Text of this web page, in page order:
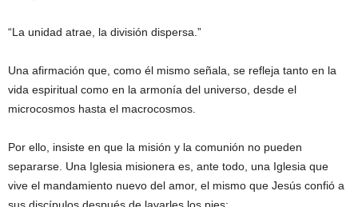
“La unidad atrae, la división dispersa.”
Una afirmación que, como él mismo señala, se refleja tanto en la
vida espiritual como en la armonía del universo, desde el
microcosmos hasta el macrocosmos.
Por ello, insiste en que la misión y la comunión no pueden
separarse. Una Iglesia misionera es, ante todo, una Iglesia que
vive el mandamiento nuevo del amor, el mismo que Jesús confió a